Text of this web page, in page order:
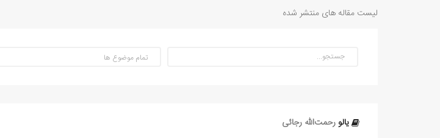
لیست مقاله های منتشر شده
یالورحمت‌الله رجائی